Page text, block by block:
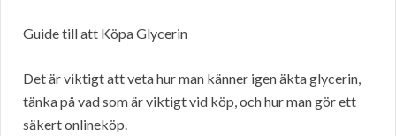
Guide till att Köpa Glycerin
Det är viktigt att veta hur man känner igen äkta glycerin,
tänka på vad som är viktigt vid köp, och hur man gör ett
säkert onlineköp.